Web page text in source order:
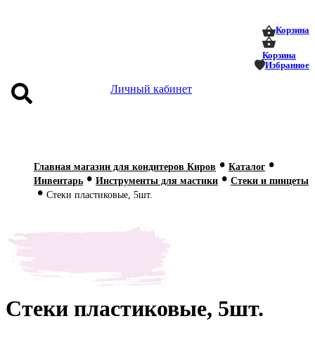
Корзина
Корзина
Избранное
Личный кабинет
оплата
О нас
Главная магазин для кондитеров Киров • Каталог •
Инвентарь • Инструменты для мастики • Стеки и пинцеты
• Стеки пластиковые, 5шт.
Стеки пластиковые, 5шт.